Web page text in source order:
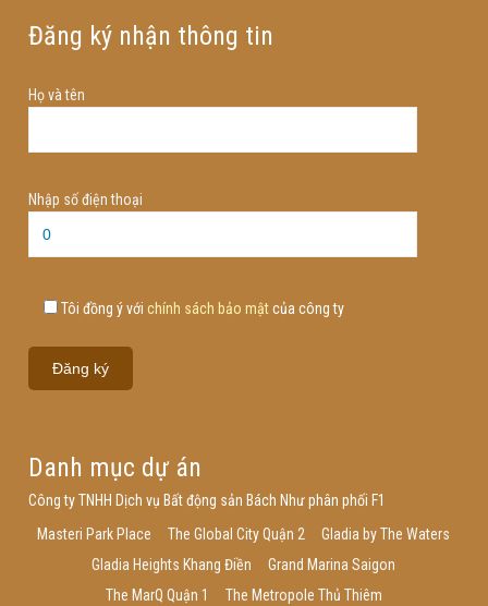
Đăng ký nhận thông tin
Họ và tên
Nhập số điện thoại
Tôi đồng ý với chính sách bảo mậtcủa công ty
Danh mục dự án
Công ty TNHH Dịch vụ Bất động sản Bách Như phân phối F1
Masteri Park Place
The Global City Quận 2
Gladia by The Waters
Gladia Heights Khang Điền
Grand Marina Saigon
The MarQ Quận 1
The Metropole Thủ Thiêm